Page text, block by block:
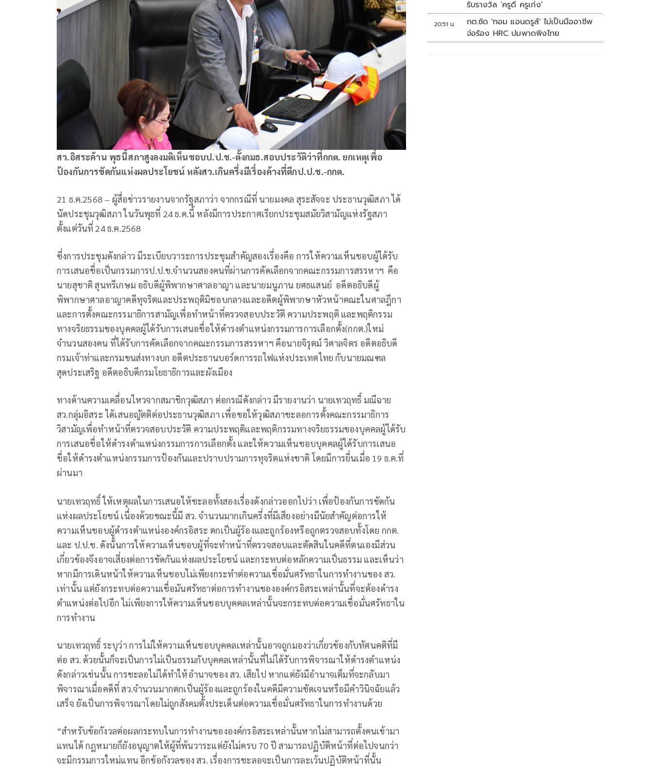
สว.อิสระค้าน พุธนี้สภาสูงลงมติเห็นชอบป.ป.ช.-ตั้งกมธ.สอบประวัติว่าที่กกต. ยกเหตุเพื่อ
ป้องกันการขัดกันแห่งผลประโยชน์ หลังสว.เกินครึ่งมีเรื่องค้างที่ตึกป.ป.ช.-กกต.
21 ธ.ค.2568 – ผู้สื่อข่าวรายงานจากรัฐสภาว่า จากกรณีที่ นายมงคล สุระสัจจะ ประธานวุฒิสภา ได้
นัดประชุมวุฒิสภา ในวันพุธที่ 24 ธ.ค.นี้ หลังมีการประกาศเรียกประชุมสมัยวิสามัญแห่งรัฐสภา
ตั้งแต่วันที่ 24 ธ.ค.2568
ซึ่งการประชุมดังกล่าว มีระเบียบวาระการประชุมสำคัญสองเรื่องคือ การให้ความเห็นชอบผู้ได้รับ
การเสนอชื่อเป็นกรรมการป.ป.ช.จำนวนสองคนที่ผ่านการคัดเลือกจากคณะกรรมการสรรหาฯ คือ
นายสุชาติ สุนทรีเกษม อธิบดีผู้พิพากษาศาลอาญา และนายมนูภาน ยศธแสนย์ อดีตอธิบดีผู้
พิพากษาศาลอาญาคดีทุจริตและประพฤติมิชอบกลางและอดีตผู้พิพากษาหัวหน้าคณะในศาลฎีกา
และการตั้งคณะกรรมาธิการสามัญเพื่อทำหน้าที่ตรวจสอบประวัติ ความประพฤติ และพฤติกรรม
ทางจริยธรรมของบุคคลผู้ได้รับการเสนอชื่อให้ดำรงตำแหน่งกรรมการการเลือกตั้ง(กกต.)ใหม่
จำนวนสองคน ที่ได้รับการคัดเลือกจากคณะกรรมการสรรหาฯ คือนายจิรุตม์ วิศาลจิตร อดีตอธิบดี
กรมเจ้าท่าและกรมขนส่งทางบก อดีตประธานบอร์ดการรถไฟแห่งประเทศไทย กับนายมณฑล
สุดประเสริฐ อดีตอธิบดีกรมโยธาธิการและผังเมือง
ทางด้านความเคลื่อนไหวจากสมาชิกวุฒิสภา ต่อกรณีดังกล่าว มีรายงานว่า นายเทวฤทธิ์ มณีฉาย
สว.กลุ่มอิสระ ได้เสนอญัตติต่อประธานวุฒิสภา เพื่อขอให้วุฒิสภาชะลอการตั้งคณะกรรมาธิการ
วิสามัญเพื่อทำหน้าที่ตรวจสอบประวัติ ความประพฤติและพฤติกรรมทางจริยธรรมของบุคคลผู้ได้รับ
การเสนอชื่อให้ดำรงตำแหน่งกรรมการการเลือกตั้ง และให้ความเห็นชอบบุคคลผู้ได้รับการเสนอ
ชื่อให้ดำรงตำแหน่งกรรมการป้องกันและปราบปรามการทุจริตแห่งชาติ โดยมีการยื่นเมื่อ 19 ธ.ค.ที่
ผ่านมา
นายเทวฤทธิ์ ให้เหตุผลในการเสนอให้ชะลอทั้งสองเรื่องดังกล่าวออกไปว่า เพื่อป้องกันการขัดกัน
แห่งผลประโยชน์ เนื่องด้วยขณะนี้มี สว. จำนวนมากเกินครึ่งที่มีเสียงอย่างมีนัยสำคัญต่อการให้
ความเห็นชอบผู้ดำรงตำแหน่งองค์กรอิสระ ตกเป็นผู้ร้องและถูกร้องหรือถูกตรวจสอบทั้งโดย กกต.
และ ป.ป.ช. ดังนั้นการให้ความเห็นชอบผู้ที่จะทำหน้าที่ตรวจสอบและตัดสินในคดีที่ตนเองมีส่วน
เกี่ยวข้องจึงอาจเสี่ยงต่อการขัดกันแห่งผลประโยชน์ และกระทบต่อหลักความเป็นธรรม และเห็นว่า
หากมีการเดินหน้าให้ความเห็นชอบไม่เพียงกระทำต่อความเชื่อมั่นศรัทธาในการทำงานของ สว.
เท่านั้น แต่ยังกระทบต่อความเชื่อมันศรัทธาต่อการทำงานขององค์กรอิสระเหล่านั้นที่จะต้องดำรง
ตำแหน่งต่อไปอีก ไม่เพียงการให้ความเห็นชอบบุคคลเหล่านั้นจะกระทบต่อความเชื่อมั่นศรัทธาใน
การทำงาน
นายเทวฤทธิ์ ระบุว่า การไม่ให้ความเห็นชอบบุคคลเหล่านั้นอาจถูกมองว่าเกี่ยวข้องกับทัศนคติที่มี
ต่อ สว. ด้วยนั้นก็จะเป็นการไม่เป็นธรรมกับบุคคลเหล่านั้นที่ไม่ได้รับการพิจารณาให้ดำรงตำแหน่ง
ดังกล่าวเช่นนั้น การชะลอไม่ได้ทำให้อำนาจของ สว. เสียไป หากแต่ยังมีอำนาจเต็มที่จะกลับมา
พิจารณาเมื่อคดีที่ สว.จำนวนมากตกเป็นผู้ร้องและถูกร้องในคดีมีความชัดเจนหรือมีคำวินิจฉัยแล้ว
เสร็จ ยังเป็นการพิจารณาโดยไม่ถูกสังคมตั้งประเด็นต่อความเชื่อมั่นศรัทธาในการทำงานด้วย
“สำหรับข้อกังวลต่อผลกระทบในการทำงานขององค์กรอิสระเหล่านั้นหากไม่สามารถตั้งคนเข้ามา
แทนได้ กฎหมายก็ยังอนุญาตให้ผู้ที่พ้นวาระแต่ยังไม่ครบ 70 ปี สามารถปฏิบัติหน้าที่ต่อไปจนกว่า
จะมีกรรมการใหม่แทน อีกข้อกังวลของ สว. เรื่องการชะลอจะเป็นการละเว้นปฏิบัติหน้าที่นั้น
รับรางวัล ‘ครูดี ครูเก่ง’
20:51 น.
กต.ซัด 'ทอม แอนดรูส์' ไม่เป็นมืออาชีพ
จ่อร้อง HRC ปมพาดพิงไทย